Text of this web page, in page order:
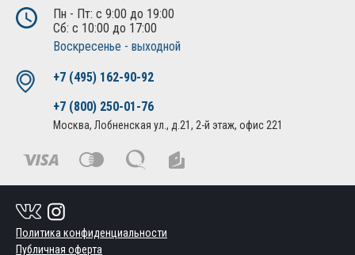
Пн - Пт: с 9:00 до 19:00
Сб: с 10:00 до 17:00
Воскресенье - выходной
+7 (495) 162-90-92
+7 (800) 250-01-76
Москва, Лобненская ул., д.21, 2-й этаж, офис 221
Политика конфиденциальности
Публичная оферта